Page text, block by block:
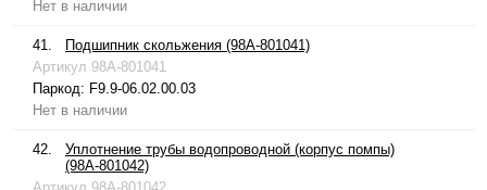
Нет в наличии
41.
Подшипник скольжения (98A-801041)
Артикул 98A-801041
Паркод: F9.9-06.02.00.03
Нет в наличии
42.
Уплотнение трубы водопроводной (корпус помпы)
(98A-801042)